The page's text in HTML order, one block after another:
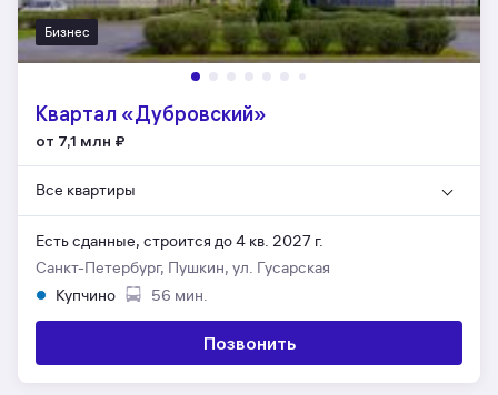
Бизнес
Квартал «Дубровский»
от 7,1 млн ₽
Все квартиры
Есть сданные, строится до 4 кв. 2027 г.
Санкт-Петербург, Пушкин, ул. Гусарская
Купчино
56 мин.
Позвонить